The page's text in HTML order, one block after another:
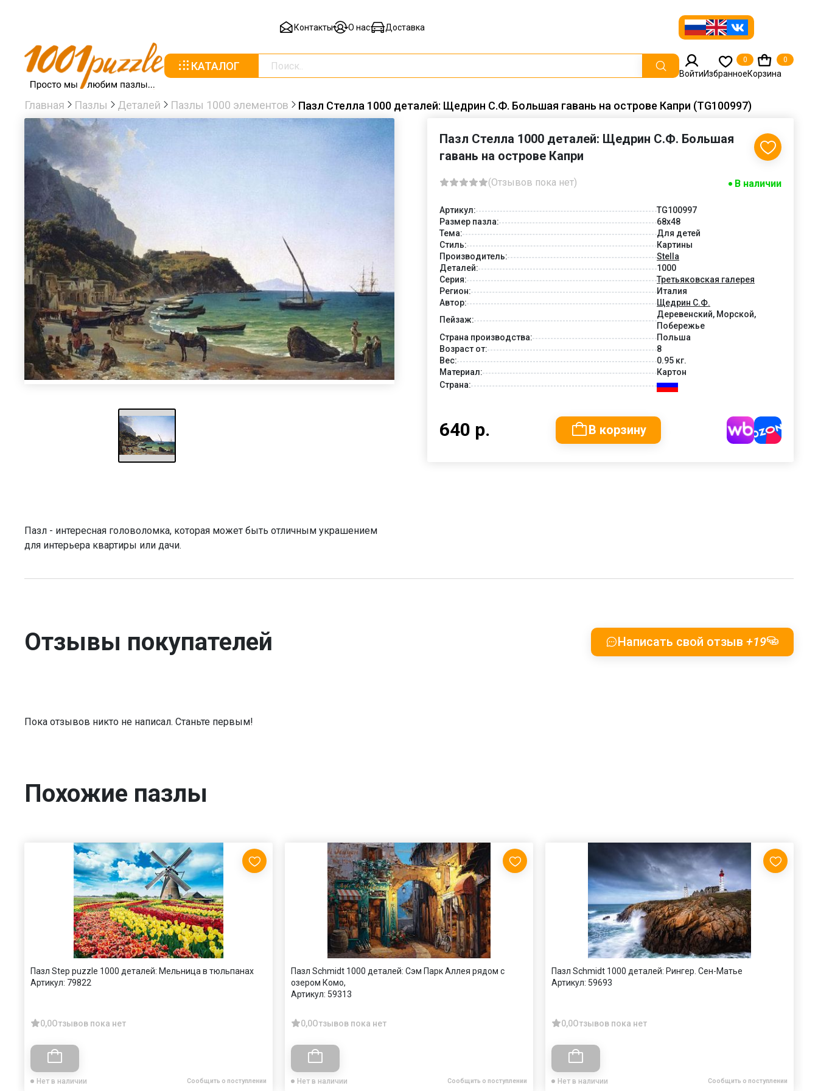
Контакты О нас Доставка
КАТАЛОГ
ВойтиИзбранное
0
Корзина
0
Главная Пазлы Деталей Пазлы 1000 элементов Пазл Стелла 1000 деталей: Щедрин С.Ф. Большая гавань на острове Капри (TG100997)
Пазл - интересная головоломка, которая может быть отличным украшением
для интерьера квартиры или дачи.
Пазл Стелла 1000 деталей: Щедрин С.Ф. Большая
гавань на острове Капри
(Отзывов пока нет) В наличии
Артикул:
TG100997
Размер пазла:
68x48
Тема:
Для детей
Стиль:
Картины
Производитель:
Stella
Деталей:
1000
Серия:
Третьяковская галерея
Регион:
Италия
Автор:
Щедрин С.Ф.
Пейзаж:
Деревенский, Морской,
Побережье
Страна производства:
Польша
Возраст от:
8
Вес:
0.95 кг.
Материал:
Картон
Страна:
640 р. В корзину
Отзывы покупателей Написать свой отзыв +19
Пока отзывов никто не написал. Станьте первым!
Похожие пазлы
Пазл Step puzzle 1000 деталей: Мельница в тюльпанах
Артикул: 79822
0,0Отзывов пока нет
Нет в наличии Сообщить о поступлении
Пазл Schmidt 1000 деталей: Сэм Парк Аллея рядом с
озером Комо,
Артикул: 59313
0,0Отзывов пока нет
Нет в наличии Сообщить о поступлении
Пазл Schmidt 1000 деталей: Рингер. Сен-Матье
Артикул: 59693
0,0Отзывов пока нет
Нет в наличии Сообщить о поступлении